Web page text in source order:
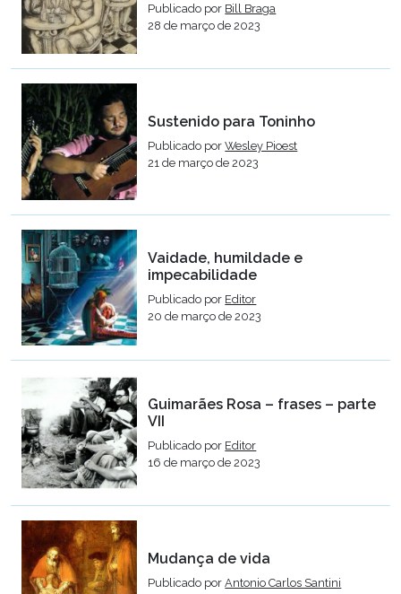
Publicado por Bill Braga
28 de março de 2023
Sustenido para Toninho
Publicado porWesley Pioest
21 de março de 2023
Vaidade, humildade e
impecabilidade
Publicado por Editor
20 de março de 2023
Guimarães Rosa – frases – parte
VII
Publicado por Editor
16 de março de 2023
Mudança de vida
Publicado porAntonio Carlos Santini